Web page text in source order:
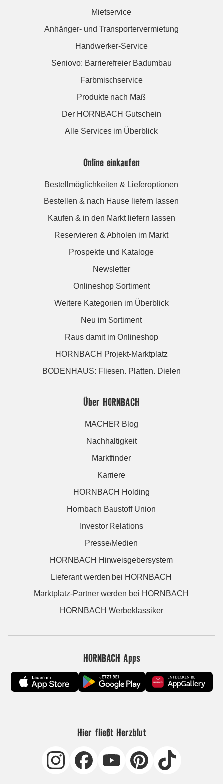
Mietservice
Anhänger- und Transportervermietung
Handwerker-Service
Seniovo: Barrierefreier Badumbau
Farbmischservice
Produkte nach Maß
Der HORNBACH Gutschein
Alle Services im Überblick
Online einkaufen
Bestellmöglichkeiten & Lieferoptionen
Bestellen & nach Hause liefern lassen
Kaufen & in den Markt liefern lassen
Reservieren & Abholen im Markt
Prospekte und Kataloge
Newsletter
Onlineshop Sortiment
Weitere Kategorien im Überblick
Neu im Sortiment
Raus damit im Onlineshop
HORNBACH Projekt-Marktplatz
BODENHAUS: Fliesen. Platten. Dielen
Über HORNBACH
MACHER Blog
Nachhaltigkeit
Marktfinder
Karriere
HORNBACH Holding
Hornbach Baustoff Union
Investor Relations
Presse/Medien
HORNBACH Hinweisgebersystem
Lieferant werden bei HORNBACH
Marktplatz-Partner werden bei HORNBACH
HORNBACH Werbeklassiker
HORNBACH Apps
Hier fließt Herzblut